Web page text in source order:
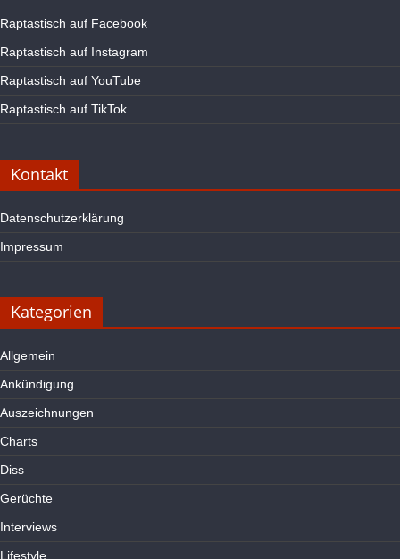
Raptastisch auf Facebook
Raptastisch auf Instagram
Raptastisch auf YouTube
Raptastisch auf TikTok
Kontakt
Datenschutzerklärung
Impressum
Kategorien
Allgemein
Ankündigung
Auszeichnungen
Charts
Diss
Gerüchte
Interviews
Lifestyle